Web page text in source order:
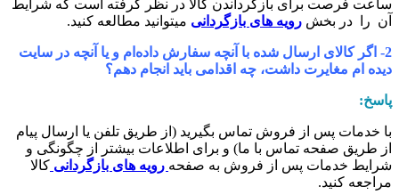
فرصت برای بازگرداندن کالا در نظر گرفته است که شرایط
را در بخش رویه های بازگردانی میتوانید مطالعه کنید.
2- اگر کالای ارسال شده با آنچه سفارش داده‌‏ام و یا آنچه در سایت
ام مغایرت داشت، چه اقدامی باید انجام دهم؟
خدمات پس از فروش تماس بگیرید (از طریق تلفن یا ارسال پیام
طریق صفحه تماس با ما) و برای اطلاعات بیشتر از چگونگی و
خدمات پس از فروش به صفحهرویه های بازگردانی کالا
کنید.